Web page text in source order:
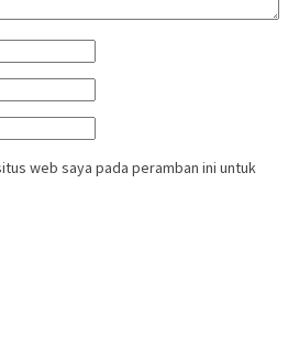
web saya pada peramban ini untuk